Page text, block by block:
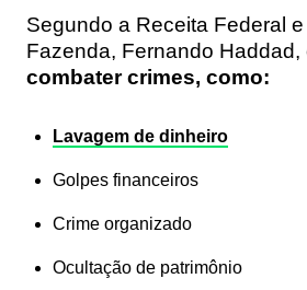
Segundo a Receita Federal
Fazenda, Fernando Haddad,
combater crimes, como:
Lavagem de dinheiro
Golpes financeiros
Crime organizado
Ocultação de patrimônio